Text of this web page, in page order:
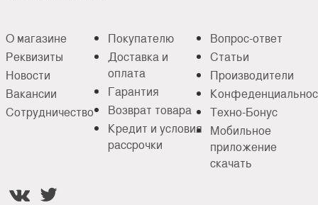
О магазине
Реквизиты
Новости
Вакансии
Сотрудничество
Покупателю
Доставка и
оплата
Гарантия
Возврат товара
Кредит и условия
рассрочки
Вопрос-ответ
Статьи
Производители
Техно-Бонус
Мобильное
приложение
скачать
 